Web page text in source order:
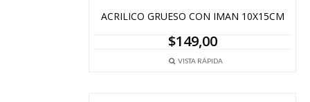
ACRILICO GRUESO CON IMAN 10X15CM
$149,00
VISTA RÁPIDA